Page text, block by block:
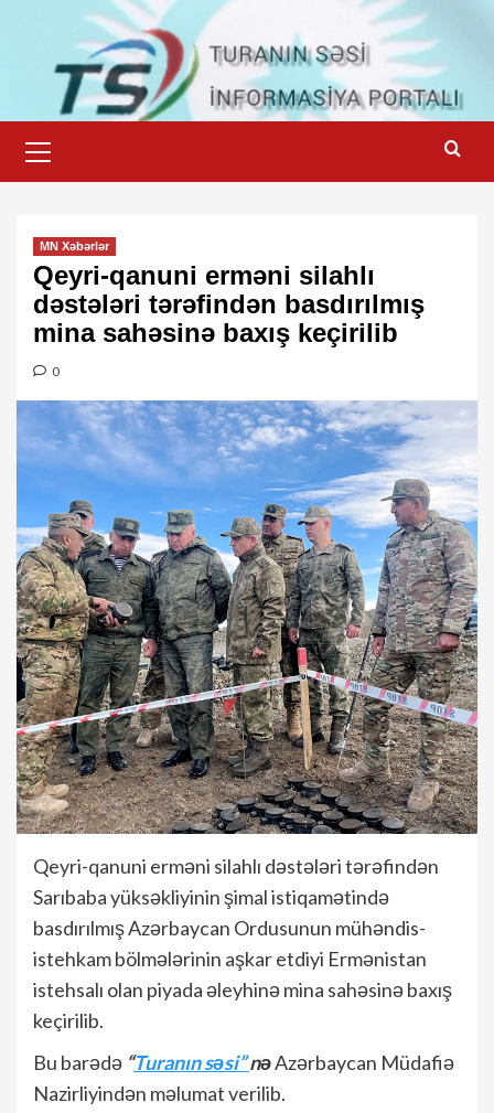
content
Menu
MN Xəbərlər
Qeyri-qanuni erməni silahlı
dəstələri tərəfindən basdırılmış
mina sahəsinə baxış keçirilib
0
Qeyri-qanuni erməni silahlı dəstələri tərəfindən
Sarıbaba yüksəkliyinin şimal istiqamətində
basdırılmış Azərbaycan Ordusunun mühəndis-
istehkam bölmələrinin aşkar etdiyi Ermənistan
istehsalı olan piyada əleyhinə mina sahəsinə baxış
keçirilib.
Bu barədə “Turanın səsi”nəAzərbaycan Müdafiə
Nazirliyindən məlumat verilib.